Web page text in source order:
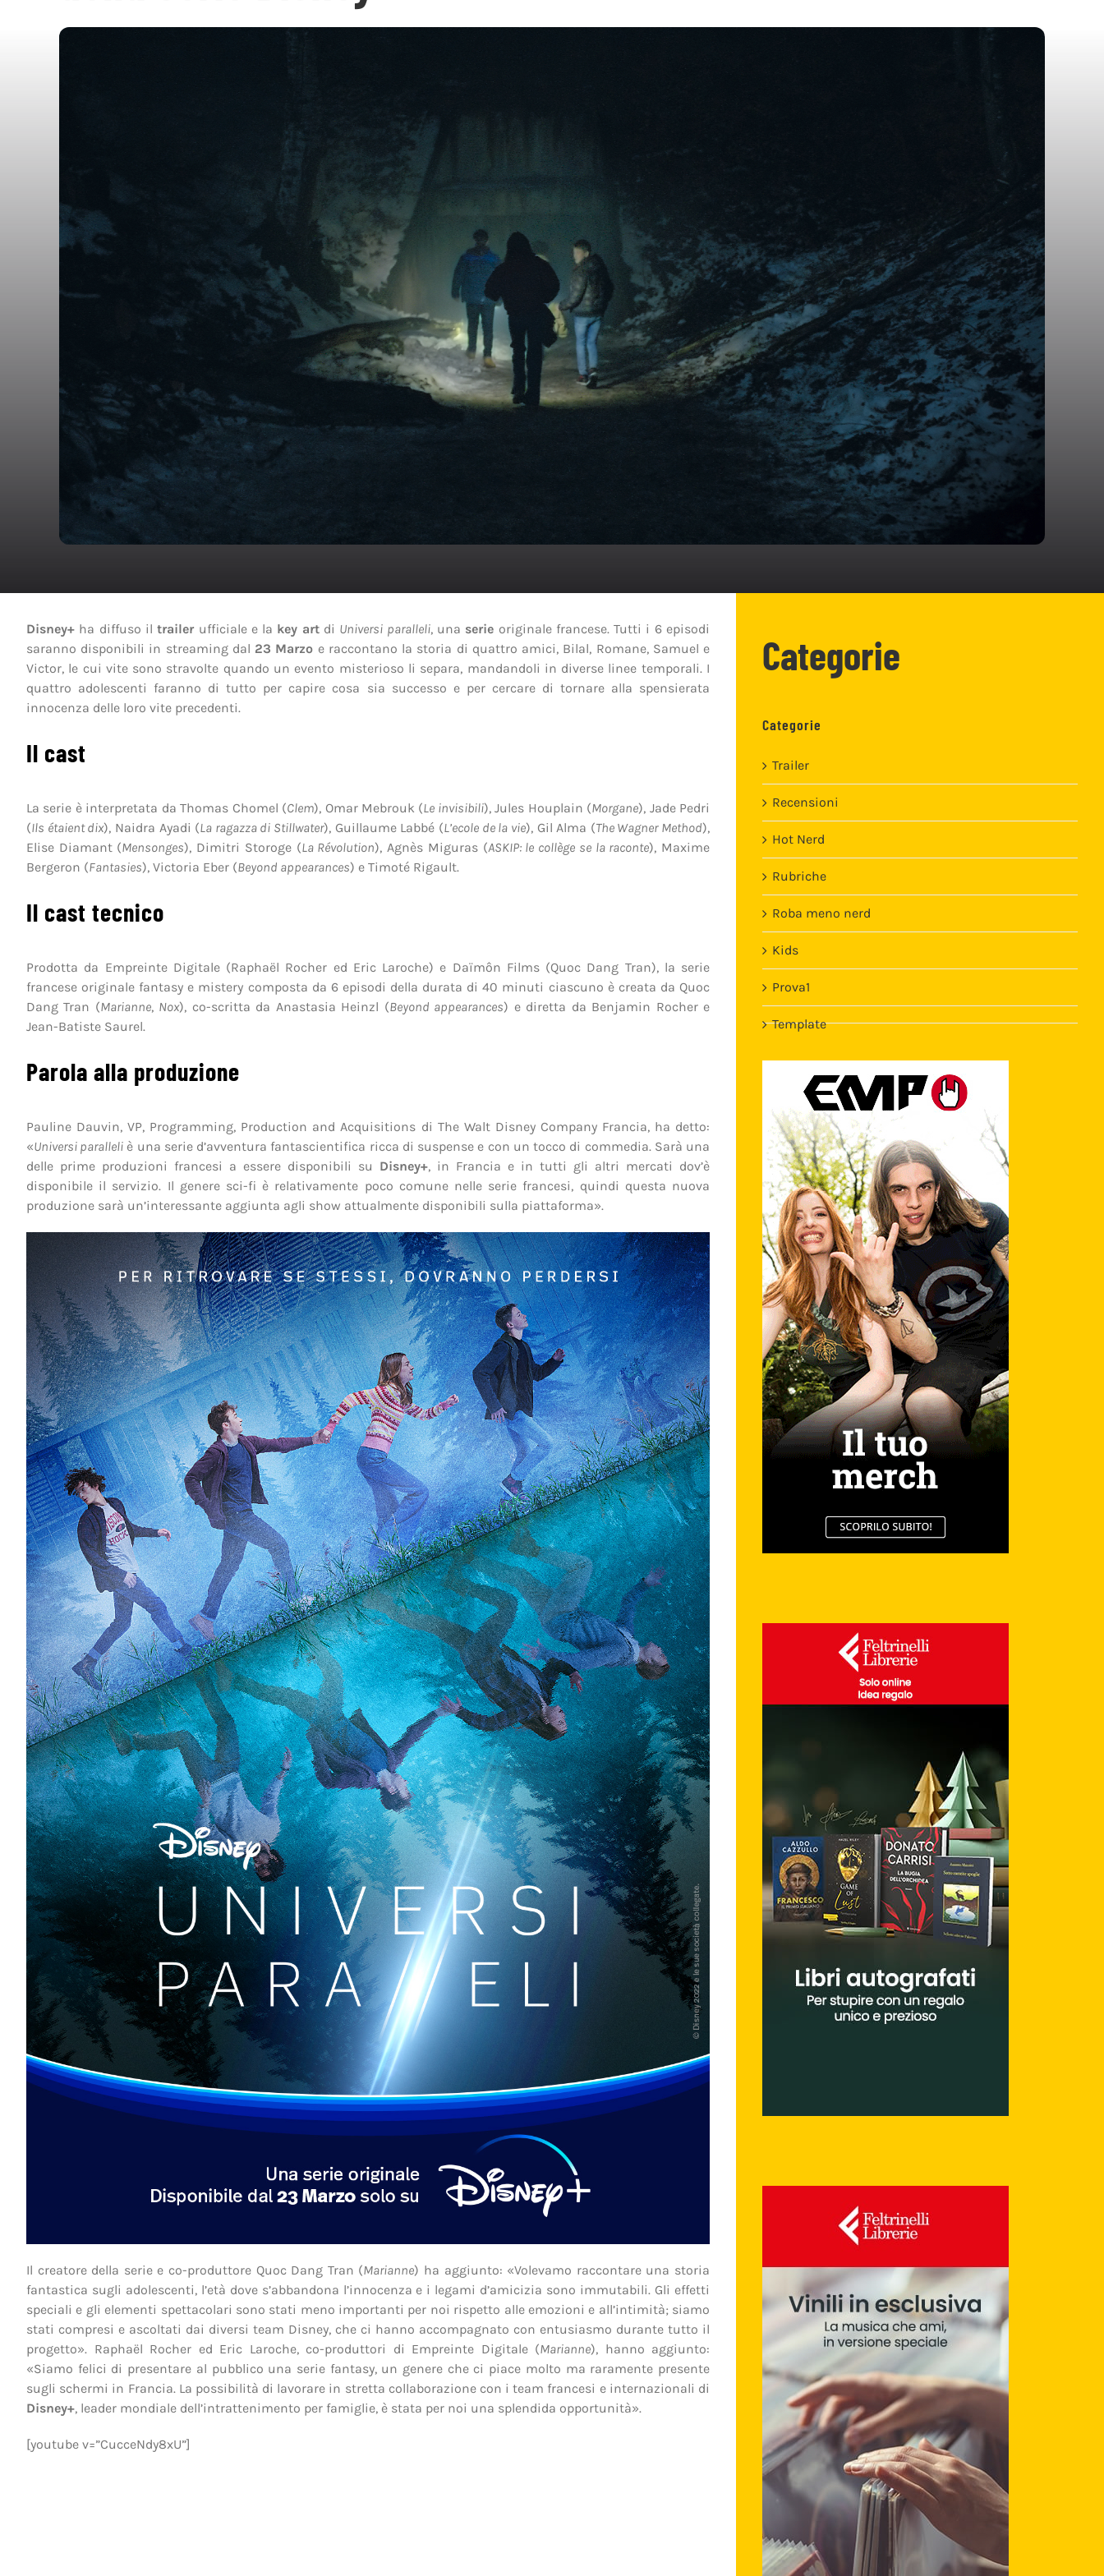
Disney+ ha diffuso iltrailer ufficiale e la key artdi Universi paralleli, una serie originale francese. Tutti i 6 episodi
saranno disponibili in streaming dal 23 Marzo e raccontano la storia di quattro amici, Bilal, Romane, Samuel e
Victor, le cui vite sono stravolte quando un evento misterioso li separa, mandandoli in diverse linee temporali. I
quattro adolescenti faranno di tutto per capire cosa sia successo e per cercare di tornare alla spensierata
innocenza delle loro vite precedenti.
Il cast
La serie è interpretata da Thomas Chomel (Clem), Omar Mebrouk (Le invisibili), Jules Houplain (Morgane), Jade Pedri
(Ils étaient dix), Naidra Ayadi (La ragazza di Stillwater), Guillaume Labbé (L’ecole de la vie), Gil Alma (The Wagner Method),
Elise Diamant (Mensonges), Dimitri Storoge (La Révolution), Agnès Miguras (ASKIP: le collège se la raconte), Maxime
Bergeron (Fantasies), Victoria Eber (Beyond appearances) e Timoté Rigault.
Il cast tecnico
Prodotta da Empreinte Digitale (Raphaël Rocher ed Eric Laroche) e Daïmôn Films (Quoc Dang Tran), la serie
francese originale fantasy e mistery composta da 6 episodi della durata di 40 minuti ciascuno è creata da Quoc
Dang Tran (Marianne, Nox), co-scritta da Anastasia Heinzl (Beyond appearances) e diretta da Benjamin Rocher e
Jean-Batiste Saurel.
Parola alla produzione
Pauline Dauvin, VP, Programming, Production and Acquisitions di The Walt Disney Company Francia, ha detto:
«Universi paralleli è una serie d’avventura fantascientifica ricca di suspense e con un tocco di commedia. Sarà una
delle prime produzioni francesi a essere disponibili su Disney+, in Francia e in tutti gli altri mercati dov’è
disponibile il servizio. Il genere sci-fi è relativamente poco comune nelle serie francesi, quindi questa nuova
produzione sarà un’interessante aggiunta agli show attualmente disponibili sulla piattaforma».
Il creatore della serie e co-produttore Quoc Dang Tran (Marianne) ha aggiunto: «Volevamo raccontare una storia
fantastica sugli adolescenti, l’età dove s’abbandona l’innocenza e i legami d’amicizia sono immutabili. Gli effetti
speciali e gli elementi spettacolari sono stati meno importanti per noi rispetto alle emozioni e all’intimità; siamo
stati compresi e ascoltati dai diversi team Disney, che ci hanno accompagnato con entusiasmo durante tutto il
progetto». Raphaël Rocher ed Eric Laroche, co-produttori di Empreinte Digitale (Marianne), hanno aggiunto:
«Siamo felici di presentare al pubblico una serie fantasy, un genere che ci piace molto ma raramente presente
sugli schermi in Francia. La possibilità di lavorare in stretta collaborazione con i team francesi e internazionali di
Disney+, leader mondiale dell’intrattenimento per famiglie, è stata per noi una splendida opportunità».
[youtube v=”CucceNdy8xU”]
Categorie
Categorie
Trailer
Recensioni
Hot Nerd
Rubriche
Roba meno nerd
Kids
Prova1
Template